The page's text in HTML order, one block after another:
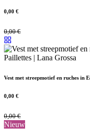
0,00 €
0,00€
Vest met streepmotief en ruches in
0,00 €
0,00€
Nieuw